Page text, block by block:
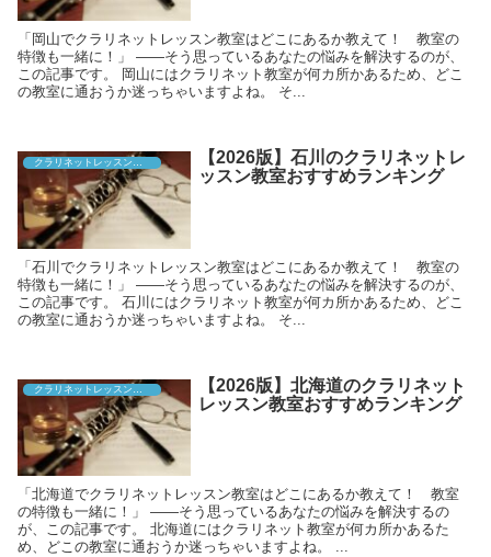
「岡山でクラリネットレッスン教室はどこにあるか教えて！ 教室の
特徴も一緒に！」 ――そう思っているあなたの悩みを解決するのが、
この記事です。 岡山にはクラリネット教室が何カ所かあるため、どこ
の教室に通おうか迷っちゃいますよね。 そ...
【2026版】石川のクラリネットレ
ッスン教室おすすめランキング
「石川でクラリネットレッスン教室はどこにあるか教えて！ 教室の
特徴も一緒に！」 ――そう思っているあなたの悩みを解決するのが、
この記事です。 石川にはクラリネット教室が何カ所かあるため、どこ
の教室に通おうか迷っちゃいますよね。 そ...
クラリネットレッスン教室
【2026版】北海道のクラリネット
レッスン教室おすすめランキング
「北海道でクラリネットレッスン教室はどこにあるか教えて！ 教室
の特徴も一緒に！」 ――そう思っているあなたの悩みを解決するの
が、この記事です。 北海道にはクラリネット教室が何カ所かあるた
め、どこの教室に通おうか迷っちゃいますよね。 ...